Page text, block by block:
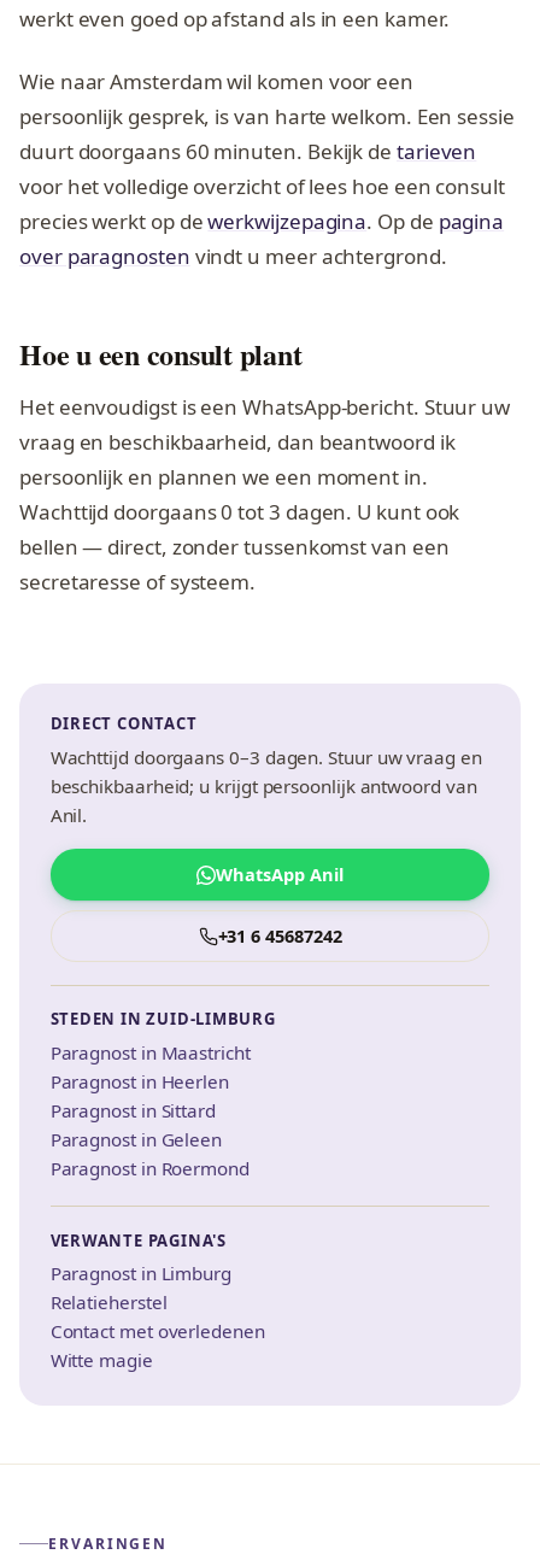
werkt even goed op afstand als in een kamer.
Wie naar Amsterdam wil komen voor een
persoonlijk gesprek, is van harte welkom. Een sessie
duurt doorgaans 60 minuten. Bekijk de tarieven
voor het volledige overzicht of lees hoe een consult
precies werkt op dewerkwijzepagina. Op de pagina
over paragnosten vindt u meer achtergrond.
Hoe u een consult plant
Het eenvoudigst is een WhatsApp-bericht. Stuur uw
vraag en beschikbaarheid, dan beantwoord ik
persoonlijk en plannen we een moment in.
Wachttijd doorgaans 0 tot 3 dagen. U kunt ook
bellen — direct, zonder tussenkomst van een
secretaresse of systeem.
DIRECT CONTACT
Wachttijd doorgaans 0–3 dagen. Stuur uw vraag en
beschikbaarheid; u krijgt persoonlijk antwoord van
Anil.
WhatsApp Anil
+31 6 45687242
STEDEN IN ZUID-LIMBURG
Paragnost in Maastricht
Paragnost in Heerlen
Paragnost in Sittard
Paragnost in Geleen
Paragnost in Roermond
VERWANTE PAGINA'S
Paragnost in Limburg
Relatieherstel
Contact met overledenen
Witte magie
ERVARINGEN